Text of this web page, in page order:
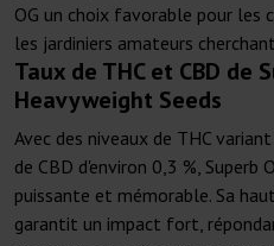
OG un choix favorable pour les
les jardiniers amateurs
Taux de THC et CBD de
Heavyweight Seeds
Avec des niveaux de THC
de CBD d'environ 0,3 %, Superb
puissante et mémorable. Sa
garantit un impact fort,